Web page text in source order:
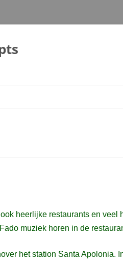
heerlijke restaurants en veel
muziek horen in de
het station Santa Apolonia.